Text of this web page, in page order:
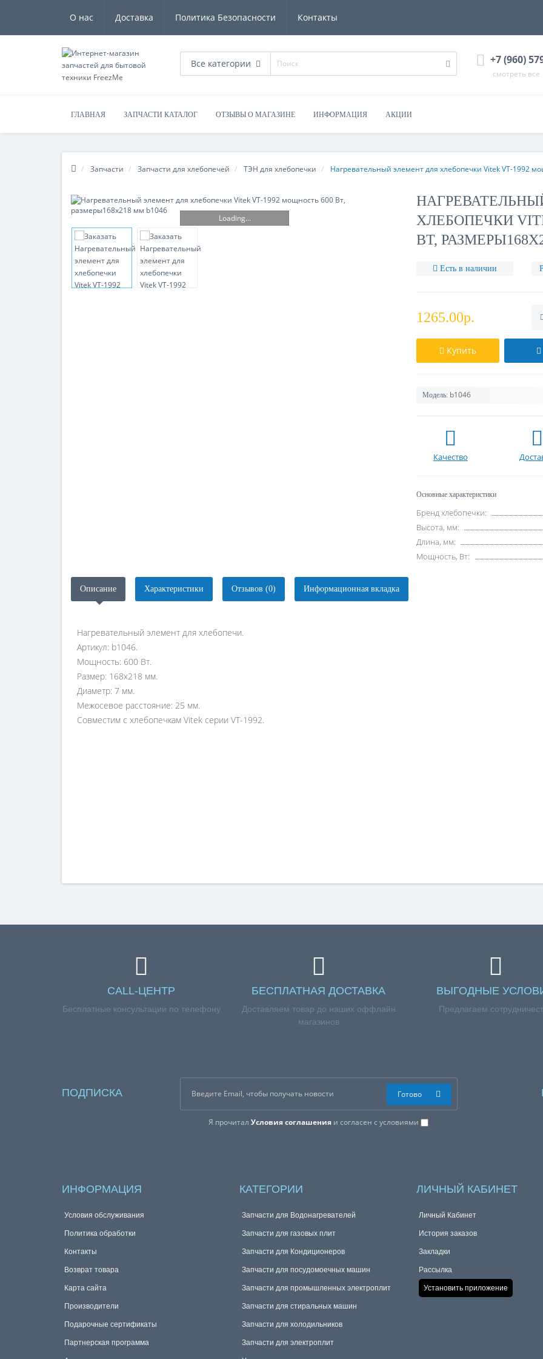
О нас Доставка Политика Безопасности Контакты
Все категории +7 (960)
смотреть все
ГЛАВНАЯ ЗАПЧАСТИ КАТАЛОГ ОТЗЫВЫ О МАГАЗИНЕ ИНФОРМАЦИЯ АКЦИИ
Запчасти Запчасти для хлебопечей ТЭН для хлебопечки Нагревательный элемент для хлебопечки Vitek VT-1992
Loading...
ХЛЕБОПЕЧКИ
ВТ,
Есть в наличии
1265.00р.
Купить
Модель: b1046
Качество
Основные характеристики
Бренд хлебопечки:
Высота, мм:
Длина, мм:
Мощность, Вт:
Описание Характеристики Отзывов (0) Информационная вкладка
Нагревательный элемент для хлебопечи.
Артикул: b1046.
Мощность: 600 Вт.
Размер: 168х218 мм.
Диаметр: 7 мм.
Межосевое расстояние: 25 мм.
Совместим с хлебопечкам Vitek серии VT-1992.
CALL-ЦЕНТР
Бесплатные консультации по телефону
БЕСПЛАТНАЯ ДОСТАВКА
Доставляем товар до наших оффлайн
магазинов
ВЫГОДНЫЕ
Предлагаем
ПОДПИСКА
Я прочиталУсловия соглашения и согласен с условиями
Готово
ИНФОРМАЦИЯ
Условия обслуживания
Политика обработки
Контакты
Возврат товара
Карта сайта
Производители
Подарочные сертификаты
Партнерская программа
КАТЕГОРИИ
Запчасти для Водонагревателей
Запчасти для газовых плит
Запчасти для Кондиционеров
Запчасти для посудомоечных машин
Запчасти для промышленных электроплит
Запчасти для стиральных машин
Запчасти для холодильников
Запчасти для электроплит
ЛИЧНЫЙ КАБИНЕТ
Личный Кабинет
История заказов
Закладки
Рассылка
Установить приложение